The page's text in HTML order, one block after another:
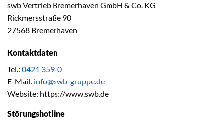
swb Vertrieb Bremerhaven GmbH & Co. KG
Rickmersstraße 90
27568 Bremerhaven
Kontaktdaten
Tel.: 0421 359-0
E-Mail: info@swb-gruppe.de
Website: https://www.swb.de
Störungshotline